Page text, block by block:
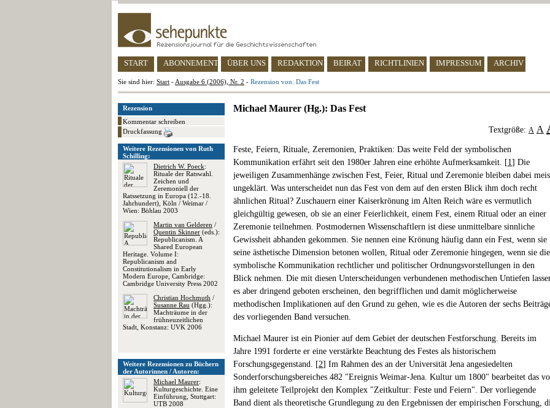
START ABONNEMENT ÜBER UNS REDAKTION BEIRAT RICHTLINIEN IMPRESSUM ARCHIV
Sie sind hier: Start - Ausgabe 6 (2006), Nr. 2 - Rezension von: Das Fest
Rezension
Kommentar schreiben
Druckfassung
Weitere Rezensionen von Ruth
Schilling:
Dietrich W. Poeck:
Rituale der Ratswahl.
Zeichen und
Zeremoniell der
Ratssetzung in Europa (12.-18.
Jahrhundert), Köln / Weimar /
Wien: Böhlau 2003
Martin van Gelderen /
Quentin Skinner (eds.):
Republicanism. A
Shared European
Heritage. Volume I:
Republicanism and
Constitutionalism in Early
Modern Europe, Cambridge:
Cambridge University Press 2002
Christian Hochmuth /
Susanne Rau (Hgg.):
Machträume in der
frühneuzeitlichen
Stadt, Konstanz: UVK 2006
Weitere Rezensionen zu Büchern
der Autorinnen / Autoren:
Michael Maurer:
Kulturgeschichte. Eine
Einführung, Stuttgart:
UTB 2008
Michael Maurer (Hg.): Das Fest
Textgröße: A A
Feste, Feiern, Rituale, Zeremonien, Praktiken: Das weite Feld der symbolischen
Kommunikation erfährt seit den 1980er Jahren eine erhöhte Aufmerksamkeit. [1] Die
jeweiligen Zusammenhänge zwischen Fest, Feier, Ritual und Zeremonie bleiben dabei
ungeklärt. Was unterscheidet nun das Fest von dem auf den ersten Blick ihm doch recht
ähnlichen Ritual? Zuschauern einer Kaiserkrönung im Alten Reich wäre es vermutlich
gleichgültig gewesen, ob sie an einer Feierlichkeit, einem Fest, einem Ritual oder an einer
Zeremonie teilnehmen. Postmodernen Wissenschaftlern ist diese unmittelbare sinnliche
Gewissheit abhanden gekommen. Sie nennen eine Krönung häufig dann ein Fest, wenn sie
seine ästhetische Dimension betonen wollen, Ritual oder Zeremonie hingegen, wenn sie die
symbolische Kommunikation rechtlicher und politischer Ordnungsvorstellungen in den
Blick nehmen. Die mit diesen Unterscheidungen verbundenen methodischen Untiefen
es aber dringend geboten erscheinen, den begrifflichen und damit möglicherweise
methodischen Implikationen auf den Grund zu gehen, wie es die Autoren der sechs
des vorliegenden Band versuchen.
Michael Maurer ist ein Pionier auf dem Gebiet der deutschen Festforschung. Bereits im
Jahre 1991 forderte er eine verstärkte Beachtung des Festes als historischem
Forschungsgegenstand. [2] Im Rahmen des an der Universität Jena angesiedelten
Sonderforschungsbereiches 482 "Ereignis Weimar-Jena. Kultur um 1800" bearbeitet das
ihm geleitete Teilprojekt den Komplex "Zeitkultur: Feste und Feiern". Der vorliegende
Band dient als theoretische Grundlegung zu den Ergebnissen der empirischen Forschung,